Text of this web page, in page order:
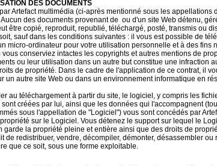
DES DOCUMENTS
Artefact multimédia (ci-après mentionné sous les appellations
des documents provenant de ou d'un site Web détenu,
être copié, reproduit, republié, téléchargé, posté, transmis ou
sauf dans les conditions suivantes : il vous est possible de
micro-ordinateur pour votre utilisation personnelle et à des fins
conserviez intactes les copyrights et autres mentions de
ou leur utilisation dans un autre but constitue une infraction
de propriété. Dans le cadre de l'application de ce contrat, il
un autre site Web ou dans un environnement informatique en
au téléchargement à partir du site, le logiciel, y compris les
créées par lui, ainsi que les données qui l'accompagnent
sous l'appellation de "Logiciel") vous sont concédés par
sur le Logiciel. Vous détenez le support sur lequel le
garde la propriété pleine et entière ainsi que des droits de
de redistribuer, vendre, décompiler, démonter, désassembler ou
que ce soit, sous une forme exploitable.